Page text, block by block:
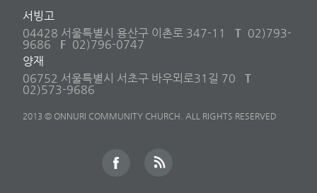
서빙고
04428 서울특별시 용산구 이촌로 347-11
T 02)793-
9686
F 02)796-0747
양재
06752 서울특별시 서초구 바우뫼로31길 70
T
02)573-9686
2013 © ONNURI COMMUNITY CHURCH. ALL RIGHTS RESERVED